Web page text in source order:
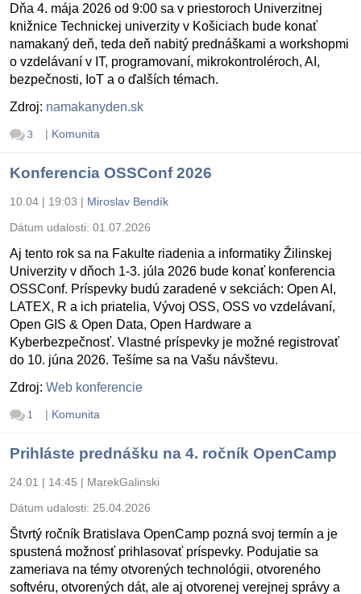
Dňa 4. mája 2026 od 9:00 sa v priestoroch Univerzitnej
knižnice Technickej univerzity v Košiciach bude konať
namakaný deň, teda deň nabitý prednáškami a workshopmi
o vzdelávaní v IT, programovaní, mikrokontroléroch, AI,
bezpečnosti, IoT a o ďalších témach.
Zdroj: namakanyden.sk
3 | Komunita
Konferencia OSSConf 2026
10.04 | 19:03 | Miroslav Bendík
Dátum udalosti: 01.07.2026
Aj tento rok sa na Fakulte riadenia a informatiky Žilinskej
Univerzity v dňoch 1-3. júla 2026 bude konať konferencia
OSSConf. Príspevky budú zaradené v sekciách: Open AI,
LATEX, R a ich priatelia, Vývoj OSS, OSS vo vzdelávaní,
Open GIS & Open Data, Open Hardware a
Kyberbezpečnosť. Vlastné príspevky je možné registrovať
do 10. júna 2026. Tešíme sa na Vašu návštevu.
Zdroj: Web konferencie
1 | Komunita
Prihláste prednášku na 4. ročník OpenCamp
24.01 | 14:45 | MarekGalinski
Dátum udalosti: 25.04.2026
Štvrtý ročník Bratislava OpenCamp pozná svoj termín a je
spustená možnosť prihlasovať príspevky. Podujatie sa
zameriava na témy otvorených technológii, otvoreného
softvéru, otvorených dát, ale aj otvorenej verejnej správy a